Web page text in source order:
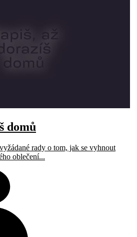
domů
rady o tom, jak se vyhnout
oblečení...